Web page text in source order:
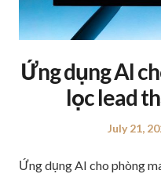
Ứng dụng AI
lọc lead
Posted
July 21,
Ứng dụng AI cho phòng